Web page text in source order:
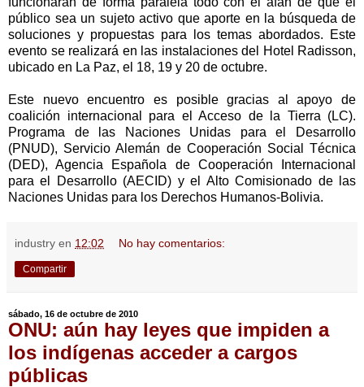
público sea un sujeto activo que aporte en la búsqueda de
soluciones y propuestas para los temas abordados. Este
evento se realizará en las instalaciones del Hotel Radisson,
ubicado en La Paz, el 18, 19 y 20 de octubre.
Este nuevo encuentro es posible gracias al apoyo de
coalición internacional para el Acceso de la Tierra (LC).
Programa de las Naciones Unidas para el Desarrollo
(PNUD), Servicio Alemán de Cooperación Social Técnica
(DED), Agencia Española de Cooperación Internacional
para el Desarrollo (AECID) y el Alto Comisionado de las
Naciones Unidas para los Derechos Humanos-Bolivia.
industry en 12:02 No hay comentarios:
Compartir
sábado, 16 de octubre de 2010
ONU: aún hay leyes que impiden a
los indígenas acceder a cargos
públicas